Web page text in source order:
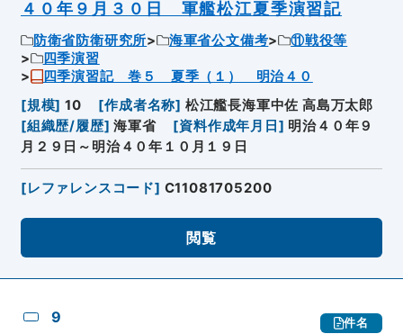
４０年９月３０日 軍艦松江夏季演習記
防衛省防衛研究所 海軍省公文備考
⑪戦役等
四季演習
四季演習記 巻５ 夏季（１） 明治４０
[規模] 10 [作成者名称] 松江艦長海軍中佐 高島万太郎
[組織歴/履歴] 海軍省 [資料作成年月日 ] 明治４０年９
月２９日～明治４０年１０月１９日
[レファレンスコード] C11081705200
閲覧
9 件名